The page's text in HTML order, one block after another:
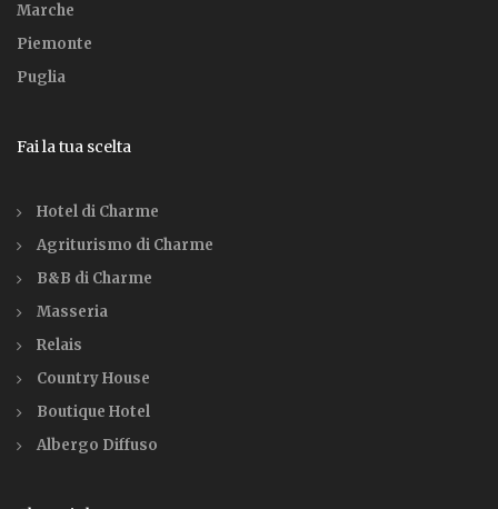
Marche
Piemonte
Puglia
Fai la tua scelta
Hotel di Charme
Agriturismo di Charme
B&B di Charme
Masseria
Relais
Country House
Boutique Hotel
Albergo Diffuso